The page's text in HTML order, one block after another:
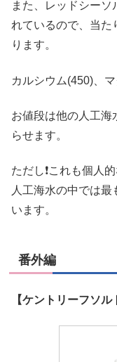
また、レッドシーソ
れているので、当た
ります。
カルシウム(450)、
お値段は他の人工海
らせます。
ただし❗これも個人
人工海水の中では
います。
番外編
【ケントリーフソル